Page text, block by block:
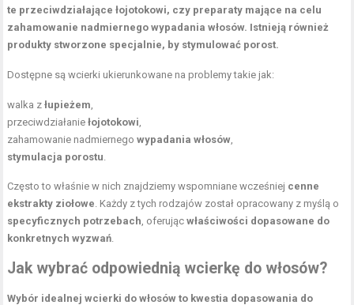
te przeciwdziałające łojotokowi, czy preparaty mające na celu
zahamowanie nadmiernego wypadania włosów. Istnieją również
produkty stworzone specjalnie, by stymulować porost.
Dostępne są wcierki ukierunkowane na problemy takie jak:
walka złupieżem
przeciwdziałaniełojotokowi
zahamowanie nadmiernegowypadania włosów
stymulacja porostu
Często to właśnie w nich znajdziemy wspomniane wcześniej cenne
ekstrakty ziołowe . Każdy z tych rodzajów został opracowany z myślą o
specyficznych potrzebach , oferującwłaściwości dopasowane do
konkretnych wyzwań
Jak wybrać odpowiednią wcierkę do włosów?
Wybór idealnej wcierki do włosów to kwestia dopasowania do